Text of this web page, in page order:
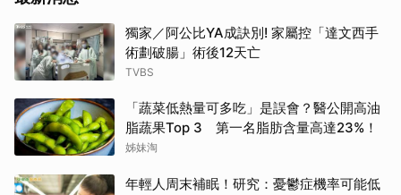
獨家／阿公比YA成訣別! 家屬控「達文西手
術劃破腸」術後12天亡
TVBS
「蔬菜低熱量可多吃」是誤會？醫公開高油
脂蔬果Top 3 第一名脂肪含量高達23%！
姊妹淘
年輕人周末補眠！研究：憂鬱症機率可能低